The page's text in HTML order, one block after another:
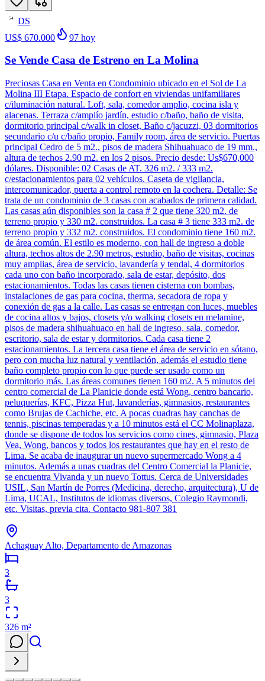
54
DS
US$ 670.000
97 hoy
Se Vende Casa de Estreno en La Molina
Preciosas Casa en Venta en Condominio ubicado en el Sol de La
Molina III Etapa. Espacio de confort en viviendas unifamiliares
c/iluminación natural. Loft, sala, comedor amplio, cocina isla y
alacenas. Terraza c/amplío jardín, estudio c/baño, baño de visita,
dormitorio principal c/walk in closet, Baño c/jacuzzi, 03 dormitorios
secundario c/u c/baño propio, Family room, área de servicio. Puertas
principal Cedro de 5 m2., pisos de madera Shihuahuaco de 19 mm.,
altura de techos 2.90 m2. en los 2 pisos. Precio desde: Us$670,000
dólares. Disponible: 02 Casas de AT. 326 m2. / 333 m2.
c/estacionamientos para 02 vehículos. Caseta de vigilancia,
intercomunicador, puerta a control remoto en la cochera. Detalle: Se
trata de un condominio de 3 casas con acabados de primera calidad.
Las casas aún disponibles son la casa # 2 que tiene 320 m2. de
terreno propio y 330 m2. construidos. La casa # 3 tiene 333 m2. de
terreno propio y 332 m2. construidos. El condominio tiene 160 m2.
de área común. El estilo es moderno, con hall de ingreso a doble
altura, techos altos de 2.90 metros, estudio, baño de visitas, cocinas
muy amplias, área de servicio, lavandería y tendal, 4 dormitorios
cada uno con baño incorporado, sala de estar, depósito, dos
estacionamientos. Todas las casas tienen cisterna con bombas,
instalaciones de gas para cocina, therma, secadora de ropa y
conexión de gas a la calle. Las casas se entregan con luces, muebles
de cocina altos y bajos, closets y/o walking closets en melamine,
pisos de madera shihuahuaco en hall de ingreso, sala, comedor,
escritorio, sala de estar y dormitorios. Cada casa tiene 2
estacionamientos. La tercera casa tiene el área de servicio en sótano,
pero con mucha luz natural y ventilación, además el estudio tiene
baño completo propio con lo que puede ser usado como un
dormitorio más. Las áreas comunes tienen 160 m2. A 5 minutos del
centro comercial de La Planicie donde está Wong, centro bancario,
peluquerías, KFC, Pizza Hut, lavanderías, gimnasios, restaurantes
como Brujas de Cachiche, etc. A pocas cuadras hay canchas de
tennis, piscinas temperadas y a 10 minutos está el CC Molinaplaza,
donde se dispone de todos los servicios como cines, gimnasio, Plaza
Vea, Wong, bancos y todos los restaurantes que hay en el resto de
Lima. Se acaba de inaugurar un nuevo supermercado Wong a 4
minutos. Además a unas cuadras del Centro Comercial la Planicie,
se encuentra Vivanda y un nuevo Tottus. Cerca de Universidades
USIL, San Martín de Porres (Medicina, derecho, arquitectura), U de
Lima, UCAL, Institutos de idiomas diversos, Colegio Raymondi,
etc. Visitas, previa cita. Contacto 981-807 381
Achaguay Alto, Departamento de Amazonas
3
3
326 m²